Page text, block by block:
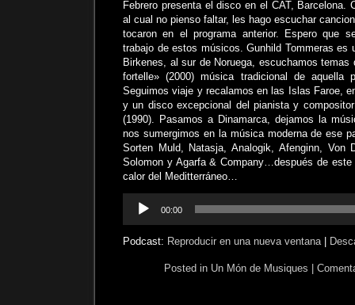
Febrero presenta el disco en el CAT, Barcelona.
al cual no pienso faltar, les hago escuchar
tocaron en el programa anterior. Espero que
trabajo de estos músicos. Gunhild Tommeras es
Birkenes, al sur de Noruega, escuchamos
fortelle» (2000) música tradicional de aquella
Seguimos viaje y recalamos en las Islas Faroe,
y un disco excepcional del pianista y
(1990). Pasamos a Dinamarca, dejamos la
nos sumergimos en la música moderna de ese
Sorten Muld, Natasja, Analogik, Afenginn, Von
Solomon y Agarfa & Company…después de
calor del Meditterráneo…
audio
00:00
Podcast: Reproducir en una nueva ventana|
Posted in Un Món de Musiques